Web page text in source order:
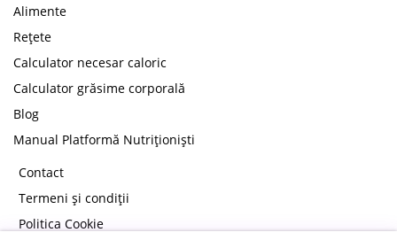
Alimente
Rețete
Calculator necesar caloric
Calculator grăsime corporală
Blog
Manual Platformă Nutriționiști
Contact
Termeni și condiții
Politica Cookie